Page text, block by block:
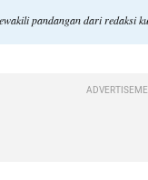
pandangan dari redaksi